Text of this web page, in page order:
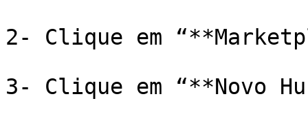
2- Clique em
3- Clique em “**Novo